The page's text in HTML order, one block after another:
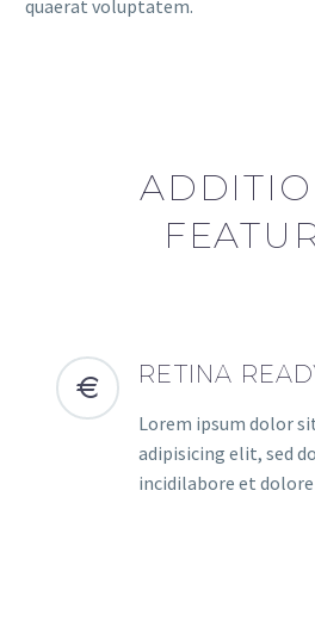
quaerat voluptatem.
RETINA
Lorem ipsum dolor
adipisicing elit, sed
incidilabore et